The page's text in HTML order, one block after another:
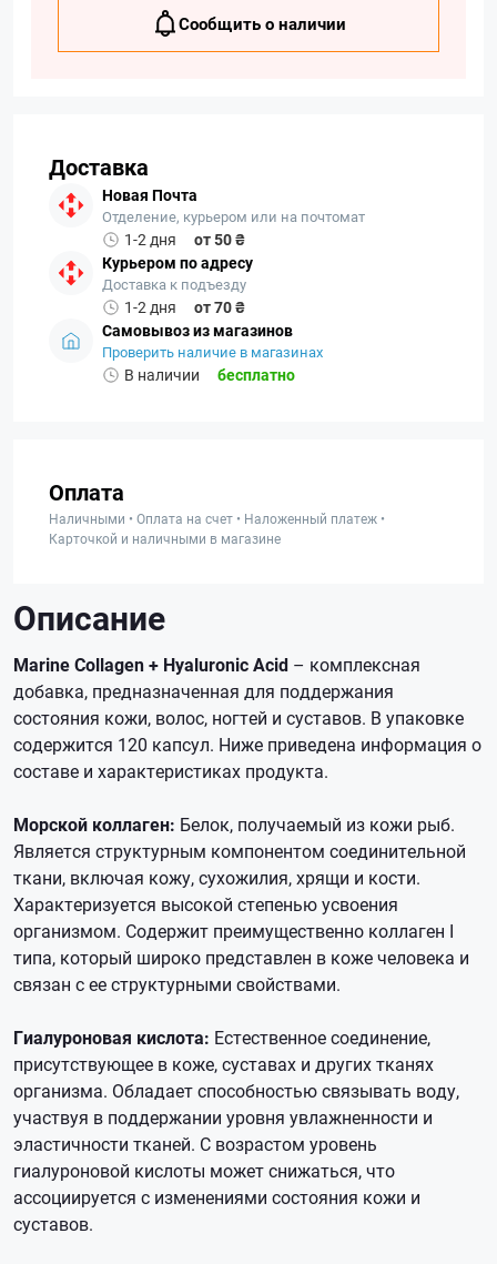
Сообщить о наличии
Доставка
Новая Почта
Отделение, курьером или на почтомат
1-2 дня
от 50 ₴
Курьером по адресу
Доставка к подъезду
1-2 дня
от 70 ₴
Самовывоз из магазинов
Проверить наличие в магазинах
В наличии бесплатно
Оплата
Наличными • Оплата на счет • Наложенный платеж •
Карточкой и наличными в магазине
Описание
Marine Collagen + Hyaluronic Acid – комплексная
добавка, предназначенная для поддержания
состояния кожи, волос, ногтей и суставов. В упаковке
содержится 120 капсул. Ниже приведена информация о
составе и характеристиках продукта.
Морской коллаген: Белок, получаемый из кожи рыб.
Является структурным компонентом соединительной
ткани, включая кожу, сухожилия, хрящи и кости.
Характеризуется высокой степенью усвоения
организмом. Содержит преимущественно коллаген I
типа, который широко представлен в коже человека и
связан с ее структурными свойствами.
Гиалуроновая кислота: Естественное соединение,
присутствующее в коже, суставах и других тканях
организма. Обладает способностью связывать воду,
участвуя в поддержании уровня увлажненности и
эластичности тканей. С возрастом уровень
гиалуроновой кислоты может снижаться, что
ассоциируется с изменениями состояния кожи и
суставов.